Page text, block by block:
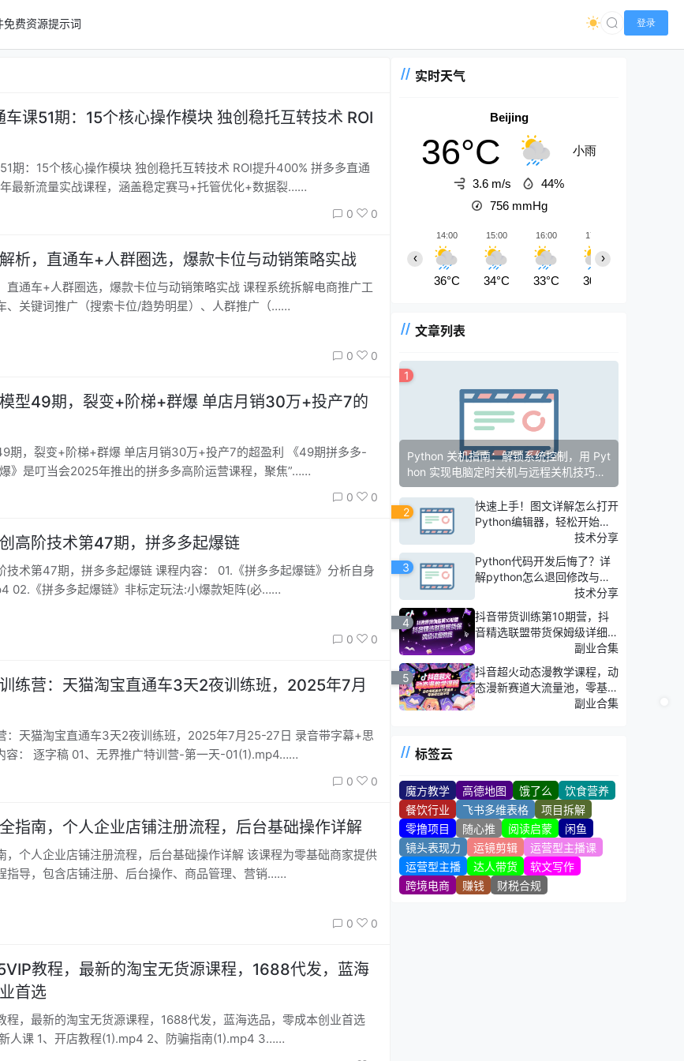
免费资源提示词 登录
课51期：15个核心操作模块 独创稳托互转技术 ROI
：15个核心操作模块 独创稳托互转技术 ROI提升400% 拼多多直通
最新流量实战课程，涵盖稳定赛马+托管优化+数据裂……
0 0
析，直通车+人群圈选，爆款卡位与动销策略实战
人群圈选，爆款卡位与动销策略实战 课程系统拆解电商推广工
、关键词推广（搜索卡位/趋势明星）、人群推广（……
0 0
裂变+阶梯+群爆 单店月销30万+投产7的
裂变+阶梯+群爆 单店月销30万+投产7的超盈利 《49期拼多多-
》是叮当会2025年推出的拼多多高阶运营课程，聚焦”……
0 0
高阶技术第47期，拼多多起爆链
起爆链 课程内容： 01.《拼多多起爆链》分析自身
02.《拼多多起爆链》非标定玩法:小爆款矩阵(必……
0 0
练营：天猫淘宝直通车3天2夜训练班，2025年7月
猫淘宝直通车3天2夜训练班，2025年7月25-27日 录音带字幕+思
容： 逐字稿 01、无界推广特训营-第一天-01(1).mp4……
0 0
指南，个人企业店铺注册流程，后台基础操作详解
业店铺注册流程，后台基础操作详解 该课程为零基础商家提供
指导，包含店铺注册、后台操作、商品管理、营销……
0 0
教程，​最新的淘宝无货源课程，1688代发，蓝海
首选
程，​最新的淘宝无货源课程，1688代发，蓝海选品，零成本创业首选
人课 1、开店教程(1).mp4 2、防骗指南(1).mp4 3……
实时天气
Beijing
36°C 小雨
3.6 m/s
44%
756 mmHg
14:00
36°C
15:00
34°C
16:00
33°C
17:00
30°C
‹ ›
文章列表
1
Python 关机指南：解锁系统控制，用 Pyt
hon 实现电脑定时关机与远程关机技巧分
享
2
快速上手！图文详解怎么打开
Python编辑器，轻松开始你
技术分享
3
Python代码开发后悔了？详
解python怎么退回修改与历
技术分享
4
抖音带货训练第10期营，抖
音精选联盟带货保姆级详细教
副业合集
5
抖音超火动态漫教学课程，动
态漫新赛道大流量池，零基础
副业合集
标签云
魔方教学 高德地图 饿了么
饮食营养
餐饮行业
飞书多维表格
项目拆解
零撸项目
随心推 阅读启蒙
闲鱼
镜头表现力
运镜剪辑
运营型主播课
运营型主播
达人带货
软文写作
跨境电商
赚钱 财税合规